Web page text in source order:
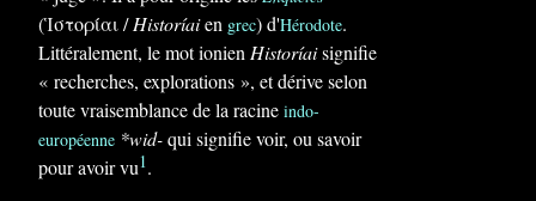
(Ἱστορίαι/Historíaien grec) d'Hérodote.
Littéralement, le mot ionien Historíaisignifie
« recherches, explorations », et dérive selon
toute vraisemblance de la racine indo-
européenne *wid-qui signifie voir, ou savoir
pour avoir vu1.